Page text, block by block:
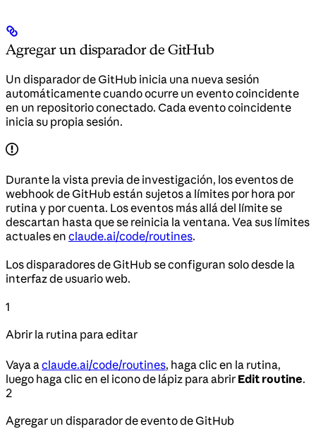
Agregar un disparador de GitHub
Un disparador de GitHub inicia una nueva sesión
automáticamente cuando ocurre un evento coincidente
en un repositorio conectado. Cada evento coincidente
inicia su propia sesión.
Durante la vista previa de investigación, los eventos de
webhook de GitHub están sujetos a límites por hora por
rutina y por cuenta. Los eventos más allá del límite se
descartan hasta que se reinicia la ventana. Vea sus límites
actuales en claude.ai/code/routines.
Los disparadores de GitHub se configuran solo desde la
interfaz de usuario web.
1
Abrir la rutina para editar
Vaya aclaude.ai/code/routines, haga clic en la rutina,
luego haga clic en el icono de lápiz para abrir Edit routine.
2
Agregar un disparador de evento de GitHub